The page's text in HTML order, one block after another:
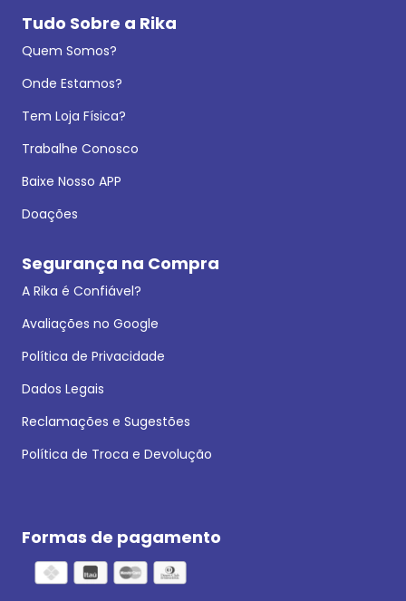
Tudo Sobre a Rika
Quem Somos?
Onde Estamos?
Tem Loja Física?
Trabalhe Conosco
Baixe Nosso APP
Doações
Segurança na Compra
A Rika é Confiável?
Avaliações no Google
Política de Privacidade
Dados Legais
Reclamações e Sugestões
Política de Troca e Devolução
Formas de pagamento